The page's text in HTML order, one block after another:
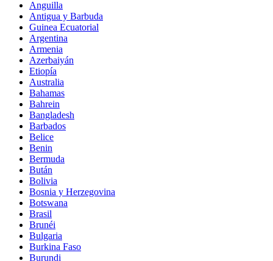
Anguilla
Antigua y Barbuda
Guinea Ecuatorial
Argentina
Armenia
Azerbaiyán
Etiopía
Australia
Bahamas
Bahrein
Bangladesh
Barbados
Belice
Benin
Bermuda
Bután
Bolivia
Bosnia y Herzegovina
Botswana
Brasil
Brunéi
Bulgaria
Burkina Faso
Burundi